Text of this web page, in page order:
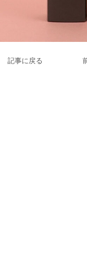
記事に戻る